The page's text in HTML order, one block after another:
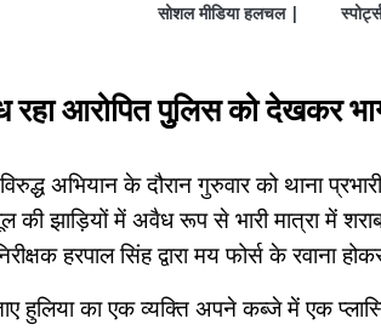
सोशल मीडिया हलचल |
आरोपित पुुलिस को देखकर
अभियान के दौरान गुरुवार को थाना
की झाड़ियों में अवैध रूप से भारी मात्रा
हरपाल सिंह द्वारा मय फोर्स के रवाना
हुलिया का एक व्यक्ति अपने कब्जे में एक